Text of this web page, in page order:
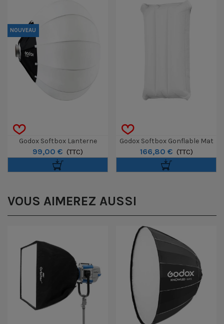
NOUVEAU
Godox Softbox Lanterne
KNOWLED CS85D - 85cm
99,00 € (TTC)
Godox Softbox Gonflable Mat
KNOWLED FA100A - Seul - Pour
F100R
166,80 € (TTC)
VOUS AIMEREZ AUSSI